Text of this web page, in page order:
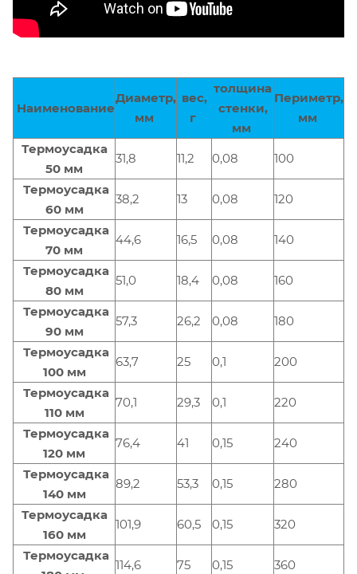
Наименование
Диаметр,
мм
вес,
г
толщина
стенки,
мм
Периметр,
мм
Термоусадка
50 мм
31,8 11,2 0,08 100
Термоусадка
60 мм
38,2 13 0,08 120
Термоусадка
70 мм
44,6 16,5 0,08 140
Термоусадка
80 мм
51,0 18,4 0,08 160
Термоусадка
90 мм
57,3 26,2 0,08 180
Термоусадка
100 мм
63,7 25 0,1 200
Термоусадка
110 мм
70,1 29,3 0,1 220
Термоусадка
120 мм
76,4 41 0,15 240
Термоусадка
140 мм
89,2 53,3 0,15 280
Термоусадка
160 мм
101,9 60,5 0,15 320
Термоусадка
114,6 75 0,15 360